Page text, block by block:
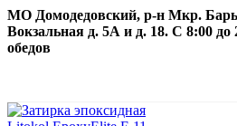
МО Домодедовский, р-н Мкр.
Вокзальная д. 5А и д. 18. С 8:00
обедов